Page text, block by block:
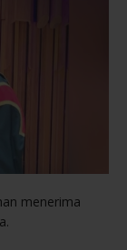
menerima